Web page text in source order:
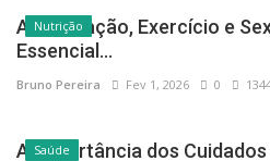
Nutrição
Alimentação, Exercício e
Essencial...
Bruno Pereira Fev 1, 2026 0
Saúde
A Importância dos